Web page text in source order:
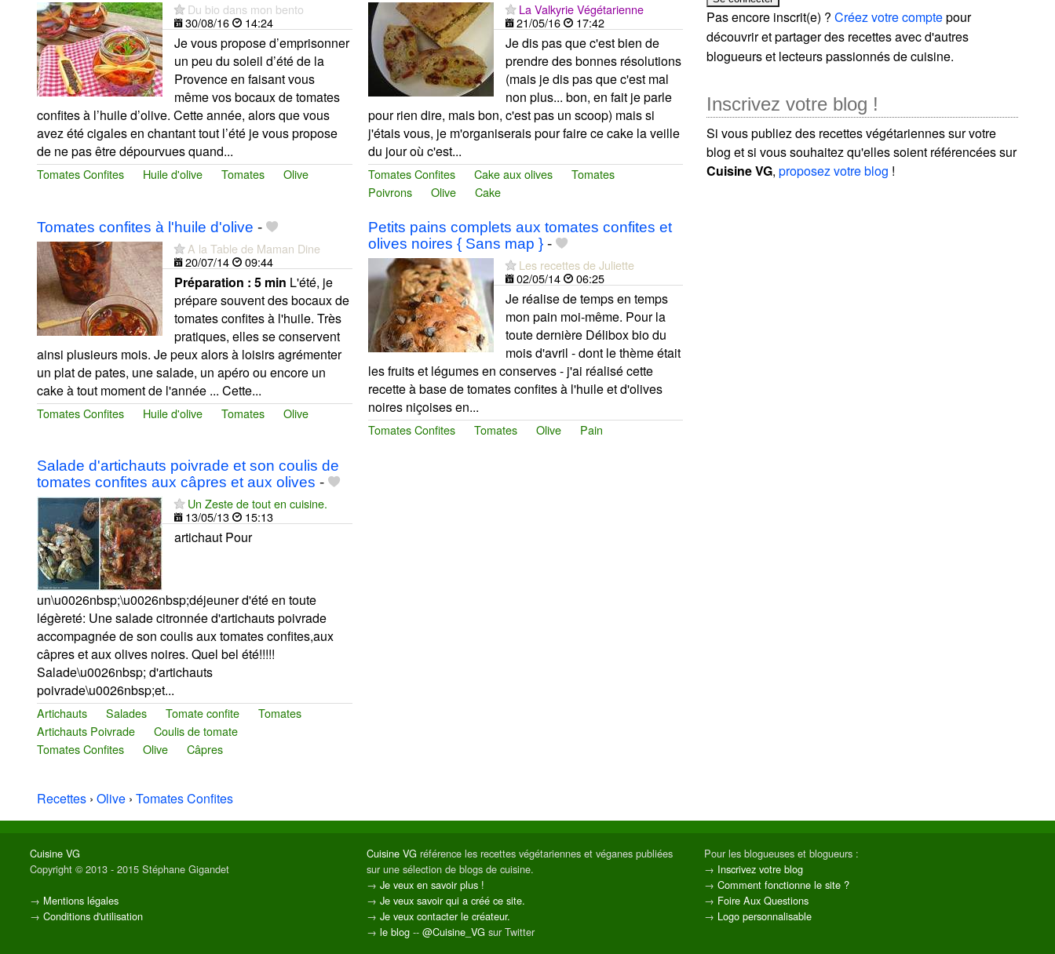
Du bio dans mon bento
30/08/16
14:24
Je vous propose d’emprisonner
un peu du soleil d’été de la
Provence en faisant vous
même vos bocaux de tomates
confites à l’huile d’olive. Cette année, alors que vous
avez été cigales en chantant tout l’été je vous propose
de ne pas être dépourvues quand...
Tomates Confites Huile d'olive Tomates Olive
La Valkyrie Végétarienne
21/05/16
17:42
Je dis pas que c'est bien de
prendre des bonnes résolutions
(mais je dis pas que c'est mal
non plus... bon, en fait je parle
pour rien dire, mais bon, c'est pas un scoop) mais si
j'étais vous, je m'organiserais pour faire ce cake la veille
du jour où c'est...
Tomates Confites Cake aux olives
Tomates
Poivrons
Olive Cake
Tomates confites à l'huile d'olive -
A la Table de Maman Dine
20/07/14
09:44
Préparation : 5 min L'été, je
prépare souvent des bocaux de
tomates confites à l'huile. Très
pratiques, elles se conservent
ainsi plusieurs mois. Je peux alors à loisirs agrémenter
un plat de pates, une salade, un apéro ou encore un
cake à tout moment de l'année ... Cette...
Tomates Confites Huile d'olive Tomates Olive
Petits pains complets aux tomates confites et
olives noires { Sans map }-
Les recettes de Juliette
02/05/14
06:25
Je réalise de temps en temps
mon pain moi-même. Pour la
toute dernière Délibox bio du
mois d'avril - dont le thème était
les fruits et légumes en conserves - j'ai réalisé cette
recette à base de tomates confites à l'huile et d'olives
noires niçoises en...
Tomates Confites Tomates Olive Pain
Salade d'artichauts poivrade et son coulis de
tomates confites aux câpres et aux olives -
Un Zeste de tout en cuisine.
13/05/13
15:13
artichaut Pour
un\u0026nbsp;\u0026nbsp;déjeuner d'été en toute
légèreté: Une salade citronnée d'artichauts poivrade
accompagnée de son coulis aux tomates confites,aux
câpres et aux olives noires. Quel bel été!!!!!
Salade\u0026nbsp; d'artichauts
poivrade\u0026nbsp;et...
Artichauts Salades Tomate confite
Tomates
Artichauts Poivrade
Coulis de tomate
Tomates Confites
Olive Câpres
Recettes › Olive › Tomates Confites
Pas encore inscrit(e) ?Créez votre comptepour
découvrir et partager des recettes avec d'autres
blogueurs et lecteurs passionnés de cuisine.
Inscrivez votre blog !
Si vous publiez des recettes végétariennes sur votre
blog et si vous souhaitez qu'elles soient référencées sur
Cuisine VG,proposez votre blog !
Cuisine VG
Copyright © 2013 - 2015 Stéphane Gigandet
→ Mentions légales
→ Conditions d'utilisation
Cuisine VG référence les recettes végétariennes et véganes publiées
sur une sélection de blogs de cuisine.
→Je veux en savoir plus !
→Je veux savoir qui a créé ce site.
→Je veux contacter le créateur.
→le blog --@Cuisine_VG sur Twitter
Pour les blogueuses et blogueurs :
→ Inscrivez votre blog
→ Comment fonctionne le site ?
→ Foire Aux Questions
→ Logo personnalisable